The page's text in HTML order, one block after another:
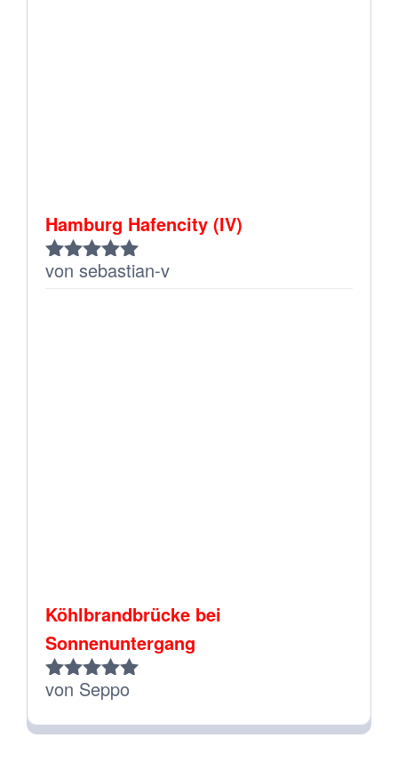
Hamburg Hafencity (IV)
Bewertet
von sebastian-v
Köhlbrandbrücke bei
Sonnenuntergang
Bewertet
von Seppo